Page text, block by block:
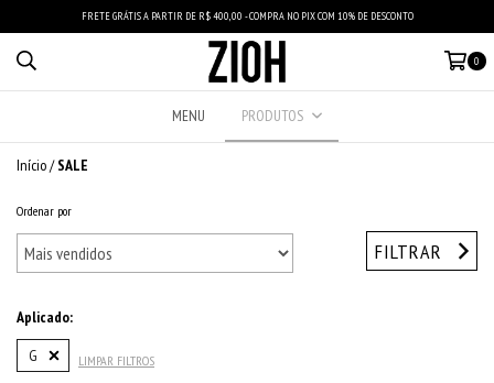
FRETE GRÁTIS A PARTIR DE R$ 400,00 - COMPRA NO PIX COM 10% DE DESCONTO
0
MENU PRODUTOS
Início/ SALE
Ordenar por
FILTRAR
Aplicado:
G
LIMPAR FILTROS